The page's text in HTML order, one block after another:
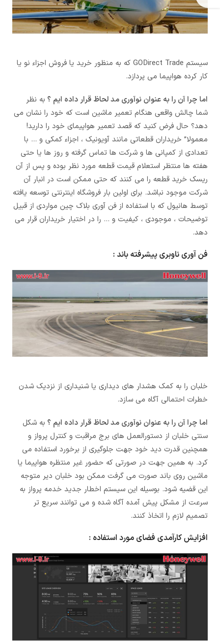
سیستم GODirect Trade که به منظور خرید یا فروش اجزاء نو یا
کار کرده هواپیما می پردازد.
اما چرا آن را به عنوان نوآوری مد لحاظ قرار داده ایم ؟ به نظر
شما چالش واقعی هنگام تعمیر ماشین است که خود را نشان می
دهد؟ حال فرض کنید که قصد تعمیر هواپیمای خود را دارید!
معمولا” خریداران قطعاتی مانند آویونیک ، اجزاء کمکی و … با
تعدادی از کمپانی ها و شرکت ها تماس گرفته و روز ها یا حتی
هفته ها منتظر استعلام قیمت قطعه مورد نظر بوده و پس از آن
ریسک خرید قطعه را می کنند که حتی ممکن است در انبار آن
شرکت موجود نباشد. برای اولین بار فروشگاه اینترنتی توسعه یافته
توسط هانیول که با استفاده از فن آوری بلاک چین مواردی از قبیل
توضیحات ، موجودی ، کیفیت و … را در اختیار خریداران قرار می
دهد.
فن آوری ناوبری پیشرفته باند :
خلبان را به کمک هشدار های دیداری یا شنیداری از نزدیک شدن
خطرات احتمالی آگاه می سازد.
اما چرا آن را به عنوان نوآوری مد لحاظ قرار داده ایم ؟ به شکل
سنتی خلبان از دستورالعمل های برج مراقبت و کنترل پرواز و
همچنین قدرت دید خود جهت جلوگیری از برخورد استفاده می
کرد. به همین جهت در صورتی که حضور غیر منتظره هواپیما یا
ماشین روی باند صورت می گرفت ممکن بود خلبان دیر متوجه
این قضیه شود. بوسیله این سیستم اخطار جدید خدمه پرواز به
سرعت از مشکل پیش آمده آگاه شده و می توانند سریع تر
تصمیم لازم را اتخاذ کنند.
افزایش کارآمدی فضای مورد استفاده :